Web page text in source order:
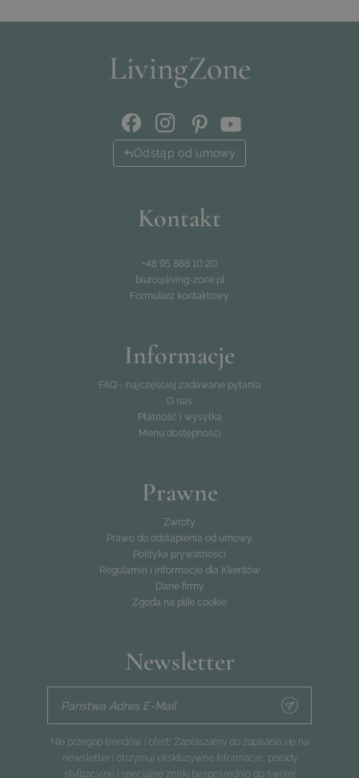
Odstąp od umowy
Kontakt
+48 95 888 10 20
biuro@living-zone.pl
Formularz kontaktowy
Informacje
FAQ - najczęściej zadawane pytania
O nas
Płatność i wysyłka
Menu dostępności
Prawne
Zwroty
Prawo do odstąpienia od umowy
Polityka prywatności
Regulamin i informacje dla Klientów
Dane firmy
Zgoda na pliki cookie
Newsletter
Państwa Adres E-Mail
Nie przegap trendów i ofert! Zapraszamy do zapisania się na
newsletter i otrzymuj ekskluzywne informacje, porady
stylizacyjne i specjalne zniżki bezpośrednio do swojej